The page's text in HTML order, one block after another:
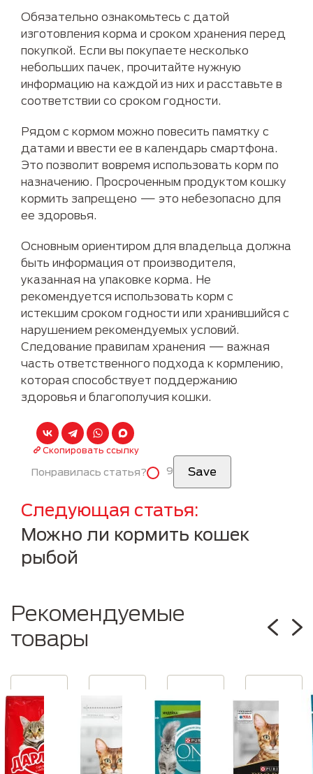
Обязательно ознакомьтесь с датой
изготовления корма и сроком хранения перед
покупкой. Если вы покупаете несколько
небольших пачек, прочитайте нужную
информацию на каждой из них и расставьте в
соответствии со сроком годности.
Рядом с кормом можно повесить памятку с
датами и ввести ее в календарь смартфона.
Это позволит вовремя использовать корм по
назначению. Просроченным продуктом кошку
кормить запрещено — это небезопасно для
ее здоровья.
Основным ориентиром для владельца должна
быть информация от производителя,
указанная на упаковке корма. Не
рекомендуется использовать корм с
истекшим сроком годности или хранившийся с
нарушением рекомендуемых условий.
Следование правилам хранения — важная
часть ответственного подхода к кормлению,
которая способствует поддержанию
здоровья и благополучия кошки.
Скопировать ссылку
Понравилась статья? 9
Следующая статья
Можно ли кормить кошек
рыбой
Рекомендуемые
товары